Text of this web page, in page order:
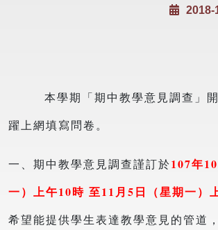
2018-
本學期「期中教學意見調查」開
躍上網填寫問卷。
一、期中教學意見調查謹訂於107年
一）上午10時 至11月5日（星期一）
希望能提供學生表達教學意見的管道